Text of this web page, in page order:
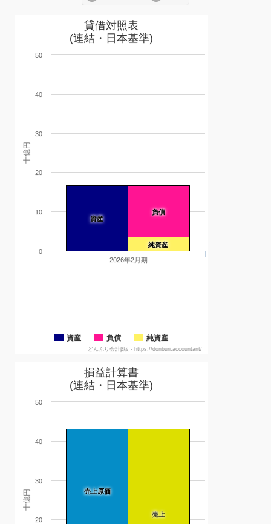
十億円
貸借対照表
(連結・日本基準)
資産
負債
純資産
資産 負債 純資産
2026年2月期
0
10
20
30
40
50
どんぶり会計β版 - https://donburi.accountant/
十億円
損益計算書
(連結・日本基準)
売上原価
売上
20
30
40
50